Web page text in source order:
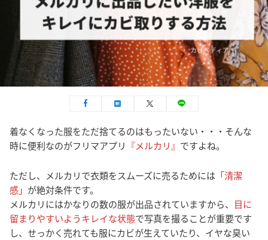
着なくなった服をただ捨てるのはもったいない・・・そんな
時に便利なのがフリマアプリ 『メルカリ』 ですよね。
ただし、メルカリで衣類をスムーズに売るためには 「清潔
感」 が絶対条件です。
メルカリにはかなりの数の服が出品されていますから、 目に
留まりやすいようキレイな状態で写真を撮ることが重要です
し、せっかく売れても服にカビが生えていたり、イヤな臭い